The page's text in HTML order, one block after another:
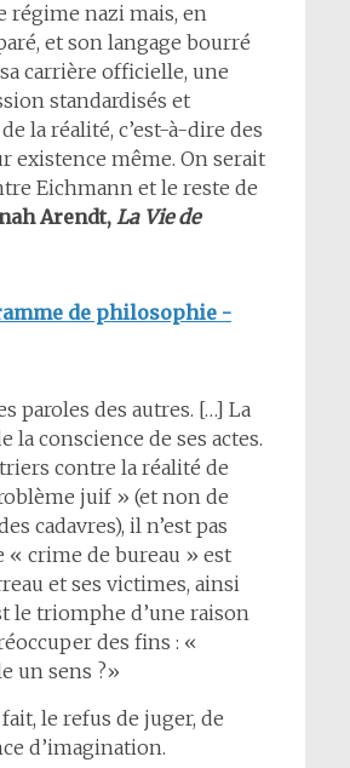
régime nazi mais, en
et son langage bourré
carrière officielle, une
standardisés et
la réalité, c’est-à-dire des
existence même. On serait
Eichmann et le reste de
Arendt, La Vie de
de philosophie -
paroles des autres. […] La
conscience de ses actes.
contre la réalité de
juif » (et non de
cadavres), il n’est pas
« crime de bureau » est
et ses victimes, ainsi
le triomphe d’une raison
des fins : «
un sens ?»
le refus de juger, de
d’imagination.